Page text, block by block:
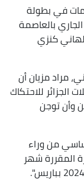
في بطولة
16 إلى 26 مارس الجاري بالعاصمة
كنزي
مزيان أن
للاحتكاك
توجن
من وراء
المقررة شهر